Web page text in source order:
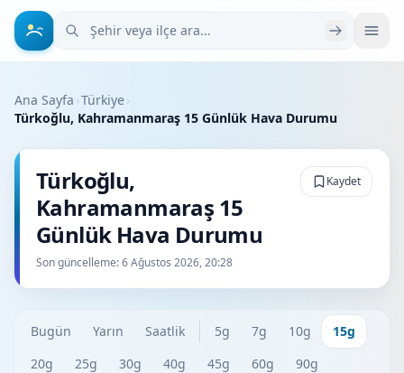
Şehir veya ilçe ara
Ana Sayfa ›Türkiye›
Türkoğlu, Kahramanmaraş 15 Günlük Hava Durumu
Türkoğlu,
Kahramanmaraş 15
Günlük Hava Durumu
Son güncelleme:6 Ağustos 2026, 20:28
Kaydet
Bugün Yarın Saatlik 5g 7g 10g
15g
20g
25g 30g 40g 45g 60g
90g